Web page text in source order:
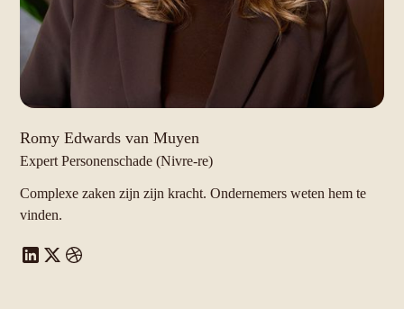
Romy Edwards van Muyen
Expert Personenschade (Nivre-re)
Complexe zaken zijn zijn kracht. Ondernemers weten hem te
vinden.